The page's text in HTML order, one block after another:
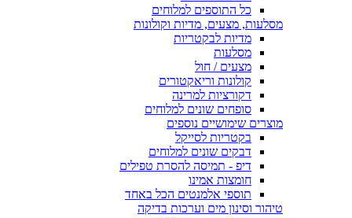
כל התוספים למלוחים
מסלעות, מצעים, מדיות וקולונות
מדיות לבקטריות
מסלעות
מצעים / חול
קולונות וריאקטורים
דקורציות למרינה
סופחים שונים למלוחים
מוצרים שימושיים נוספים
בקטריות לסייקל
דבקים שונים למלוחים
דיפ - תמיסה להסרת טפילים
חומצות אמינו
תוספי אלמנטים הכל באחד
טיהור וסינון מים וערכות בדיקה